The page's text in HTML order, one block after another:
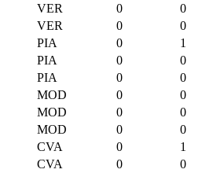
VER 0
0
VER 0
0
PIA 0
1
PIA 0
0
PIA 0
0
MOD 0
0
MOD 0
0
MOD 0
0
CVA 0
1
CVA 0
0